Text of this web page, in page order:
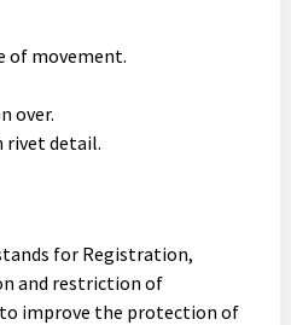
of movement.
over.
rivet detail.
for Registration,
and restriction of
to improve the protection of